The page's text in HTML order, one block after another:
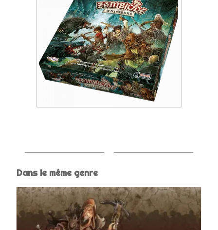
Dans le même genre